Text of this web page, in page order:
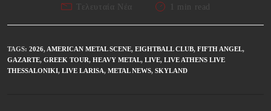
Τελευταία Νέα
1 min read
TAGS: 2026, AMERICAN METAL SCENE, EIGHTBALL CLUB, FIFTH ANGEL,
GAZARTE, GREEK TOUR, HEAVY METAL, LIVE, LIVE ATHENS LIVE
THESSALONIKI, LIVE LARISA, METAL NEWS, SKYLAND